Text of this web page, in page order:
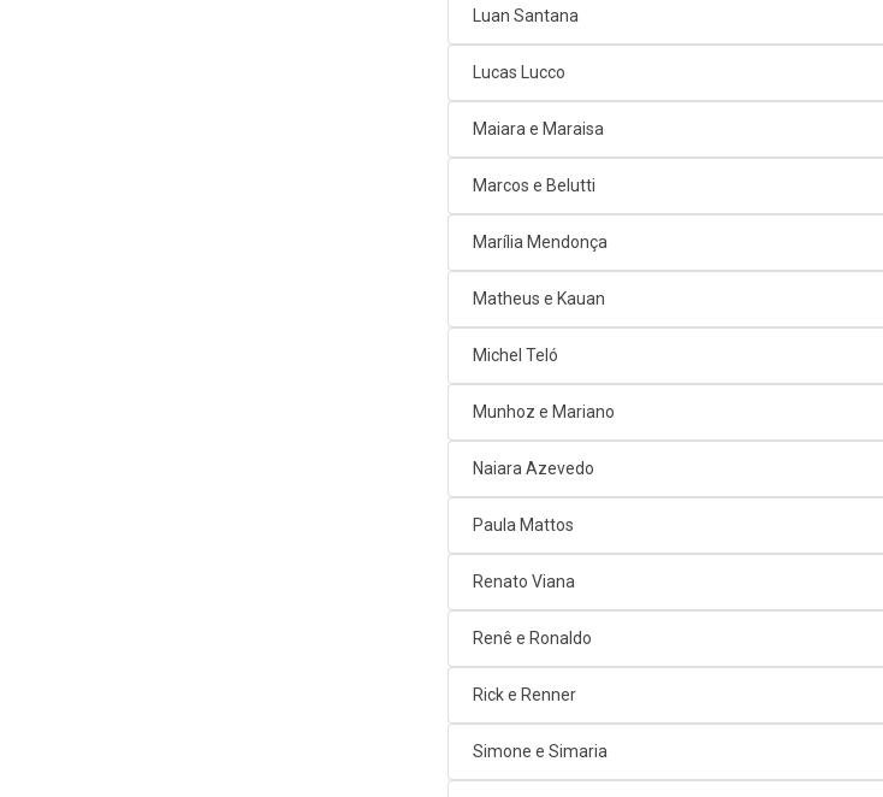
Luan Santana
Lucas Lucco
Maiara e Maraisa
Marcos e Belutti
Marília Mendonça
Matheus e Kauan
Michel Teló
Munhoz e Mariano
Naiara Azevedo
Paula Mattos
Renato Viana
Renê e Ronaldo
Rick e Renner
Simone e Simaria